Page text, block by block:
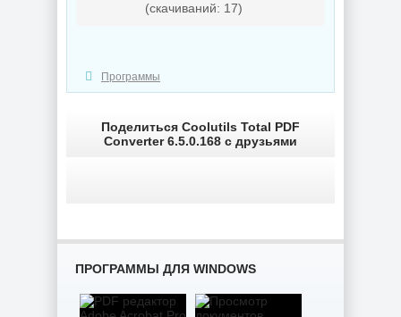
Windows 10 LTSC
2019 x64 WPI by
28000.2525 by
Blackmagic
Resolve Studio
KpoJIuK
Создание
схем KiCad 10.0.5
(cкачиваний: 17)
Программы
Поделиться Coolutils Total PDF
Converter 6.5.0.168 с друзьями
ПРОГРАММЫ ДЛЯ WINDOWS